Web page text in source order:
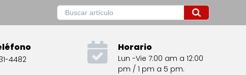
4482
Horario
Lun -Vie 7:00 am a 12:00
pm / 1 pm a 5 pm.